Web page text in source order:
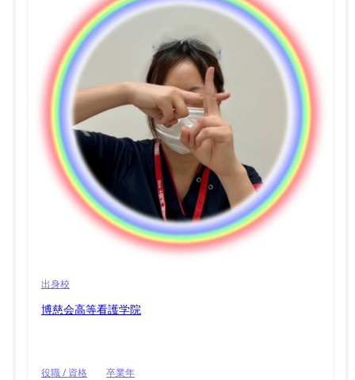
出身校
博慈会高等看護学院
役職 / 資格 卒業年